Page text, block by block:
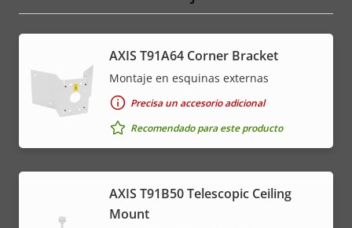
AXIS T91A64 Corner Bracket
Montaje en esquinas externas
Precisa un accesorio adicional
Recomendado para este producto
AXIS T91B50 Telescopic Ceiling
Mount